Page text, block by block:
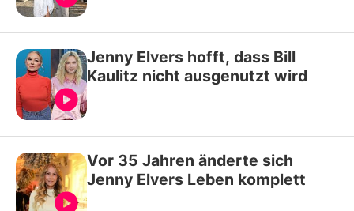
Jenny Elvers hofft, dass Bill
Kaulitz nicht ausgenutzt wird
Vor 35 Jahren änderte sich
Jenny Elvers Leben komplett